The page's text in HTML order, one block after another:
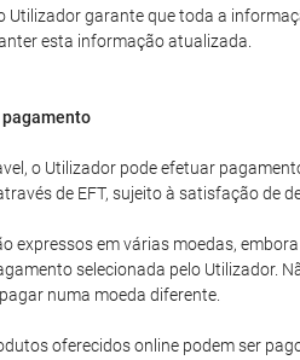
Utilizador garante que toda a
esta informação atualizada.
o Utilizador pode efetuar
de EFT, sujeito à satisfação de
expressos em várias moedas,
selecionada pelo Utilizador.
numa moeda diferente.
oferecidos online podem ser